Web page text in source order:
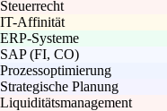
Steuerrecht
IT-Affinität
ERP-Systeme
SAP (FI, CO)
Prozessoptimierung
Strategische Planung
Liquiditätsmanagement